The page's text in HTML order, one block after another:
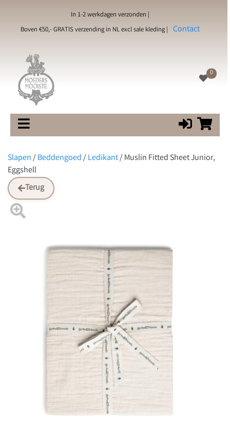
In 1-2 werkdagen verzonden |
Boven €50,- GRATIS verzending in NL excl sale kleding | Contact
0
Slapen/Beddengoed/Ledikant/Muslin Fitted Sheet Junior,
Eggshell
Terug